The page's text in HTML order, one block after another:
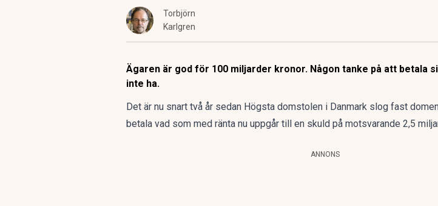
Torbjörn
Karlgren
Ägaren är god för 100 miljarder kronor. Någon tanke på att betala
inte ha.
Det är nu snart två år sedan Högsta domstolen i Danmark slog fast
betala vad som med ränta nu uppgår till en skuld på motsvarande 2,5
ANNONS